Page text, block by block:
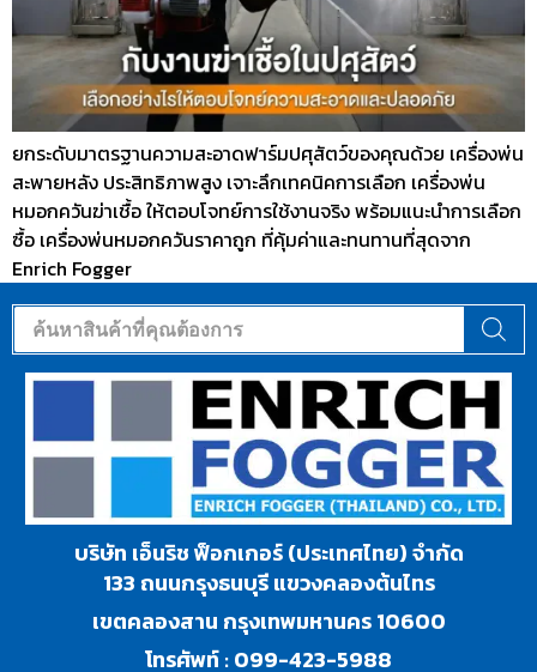
ยกระดับมาตรฐานความสะอาดฟาร์มปศุสัตว์ของคุณด้วย เครื่องพ่น
สะพายหลัง ประสิทธิภาพสูง เจาะลึกเทคนิคการเลือก เครื่องพ่น
หมอกควันฆ่าเชื้อ ให้ตอบโจทย์การใช้งานจริง พร้อมแนะนำการเลือก
ซื้อ เครื่องพ่นหมอกควันราคาถูก ที่คุ้มค่าและทนทานที่สุดจาก
Enrich Fogger
บริษัท เอ็นริช ฟ็อกเกอร์ (ประเทศไทย) จำกัด
133 ถนนกรุงธนบุรี แขวงคลองต้นไทร
เขตคลองสาน กรุงเทพมหานคร 10600
โทรศัพท์ :099-423-5988